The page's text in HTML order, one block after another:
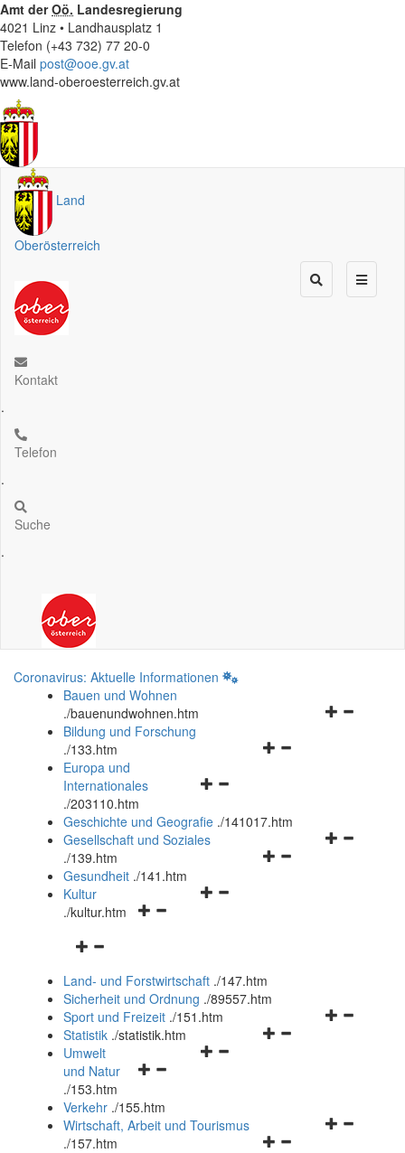
Amt derOö. Landesregierung
4021 Linz • Landhausplatz 1
Telefon (+43 732) 77 20-0
E-Mail post@ooe.gv.at
www.land-oberoesterreich.gv.at
Land
Oberösterreich
Kontakt
.
Telefon
.
Suche
.
Coronavirus: Aktuelle Informationen
Bauen und Wohnen
./bauenundwohnen.htm
Navigationsmenü
Bildung und Forschung
./133.htm
Navigationsmenü
und
schließen
Europa und
Internationales
./203110.htm
Geschichte und Geografie ./141017.htm
Navigationsmenü
Gesellschaft und Soziales
./139.htm
Navigationsmenü
Gesundheit ./141.htm
Navigationsmenü
Kultur
./kultur.htm
Navigationsmenü
und
schließen
Land- und Forstwirtschaft ./147.htm
Sicherheit und Ordnung ./89557.htm
Navigationsmenü
Sport und Freizeit ./151.htm
Navigationsmenü
Statistik ./statistik.htm
Navigationsmenü
und
schließen
Umwelt
und Natur
./153.htm
Verkehr ./155.htm
Navigationsmenü
Wirtschaft, Arbeit und Tourismus
./157.htm